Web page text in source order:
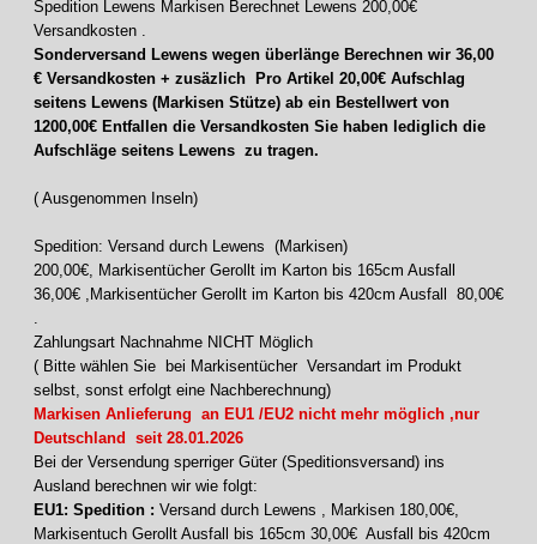
Spedition Lewens Markisen Berechnet Lewens 200,00€
Versandkosten .
Sonderversand Lewens wegen überlänge Berechnen wir 36,00
€ Versandkosten + zusäzlich Pro Artikel 20,00€ Aufschlag
seitens Lewens (Markisen Stütze) ab ein Bestellwert von
1200,00€ Entfallen die Versandkosten Sie haben lediglich die
Aufschläge seitens Lewens zu tragen.
( Ausgenommen Inseln)
Spedition: Versand durch Lewens (Markisen)
200,00€, Markisentücher Gerollt im Karton bis 165cm Ausfall
36,00€ ,Markisentücher Gerollt im Karton bis 420cm Ausfall 80,00€
Zahlungsart Nachnahme NICHT Möglich
( Bitte wählen Sie bei Markisentücher Versandart im Produkt
selbst, sonst erfolgt eine Nachberechnung)
Markisen Anlieferung an EU1 /EU2 nicht mehr möglich ,nur
Deutschland seit 28.01.2026
Bei der Versendung sperriger Güter (Speditionsversand) ins
Ausland berechnen wir wie folgt:
EU1: Spedition : Versand durch Lewens , Markisen 180,00€,
Markisentuch Gerollt Ausfall bis 165cm 30,00€ Ausfall bis 420cm